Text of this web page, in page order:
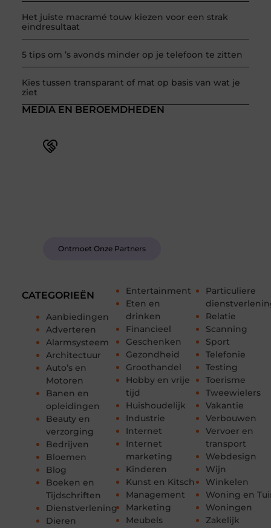
Het juiste macramé touw kiezen voor een strak
eindresultaat
5 tips om ’s avonds minder op je telefoon te zitten
Kies tussen transparant of mat op basis van wat je
ziet
CATEGORIEËN
Aanbiedingen
Adverteren
Alarmsysteem
Architectuur
Auto’s en
Motoren
Banen en
opleidingen
Beauty en
verzorging
Bedrijven
Bloemen
Blog
Boeken en
Tijdschriften
Dienstverlening
Dieren
Entertainment
Eten en
drinken
Financieel
Geschenken
Gezondheid
Groothandel
Hobby en vrije
tijd
Huishoudelijk
Industrie
Internet
Internet
marketing
Kinderen
Kunst en Kitsch
Management
Marketing
Meubels
Particuliere
Relatie
Scanning
Sport
Telefonie
Testing
Toerisme
Tweewielers
Vakantie
Verbouwen
Vervoer en
transport
Webdesign
Wijn
Winkelen
Woning en
Woningen
Zakelijk
MEDIA EN BEROEMDHEDEN
Ontmoet Onze Partners